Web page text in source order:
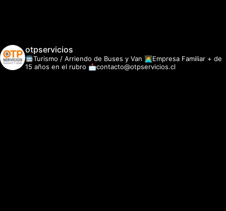
otpservicios
🚍Turismo / Arriendo de Buses y Van 👩‍💻Empresa Familiar + de
15 años en el rubro 📩contacto@otpservicios.cl